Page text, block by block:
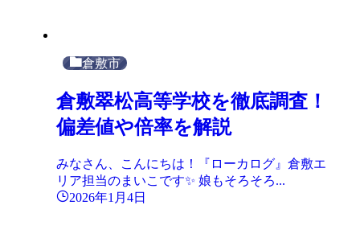
倉敷市
倉敷翠松高等学校を徹底調査！
偏差値や倍率を解説
みなさん、こんにちは！『ローカログ』倉敷エ
リア担当のまいこです✨ 娘もそろそろ...
2026年1月4日